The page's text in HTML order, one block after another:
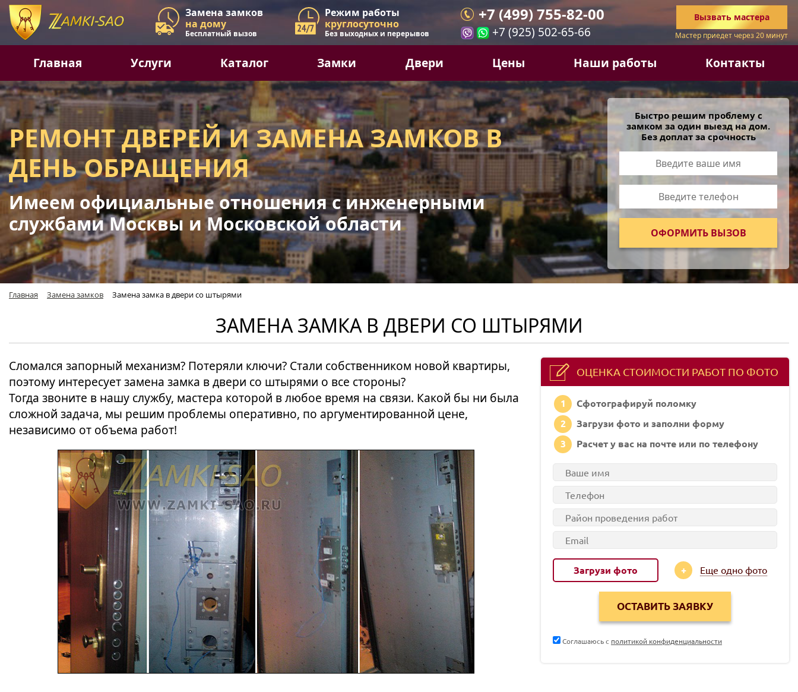
Замена замков
на дому
Бесплатный вызов
Режим работы
круглосуточно
Без выходных и перерывов
+7 (499) 755-82-00
+7 (925) 502-65-66
Вызвать мастера
Мастер приедет через 20 минут
Главная Услуги Каталог Замки Двери Цены Наши работы Контакты
РЕМОНТ ДВЕРЕЙ И ЗАМЕНА ЗАМКОВ В
ДЕНЬ ОБРАЩЕНИЯ
Имеем официальные отношения с инженерными
службами Москвы и Московской области
Быстро решим проблему с
замком за один выезд на дом.
Без доплат за срочность
Главная Замена замков Замена замка в двери со штырями
ЗАМЕНА ЗАМКА В ДВЕРИ СО ШТЫРЯМИ
Сломался запорный механизм? Потеряли ключи? Стали собственником новой квартиры,
поэтому интересует замена замка в двери со штырями о все стороны?
Тогда звоните в нашу службу, мастера которой в любое время на связи. Какой бы ни была
сложной задача, мы решим проблемы оперативно, по аргументированной цене,
независимо от объема работ!
ОЦЕНКА СТОИМОСТИ РАБОТ ПО ФОТО
1
Сфотографируй поломку
2
Загрузи фото и заполни форму
3
Расчет у вас на почте или по телефону
Загрузи фото Еще одно фото
Соглашаюсь с политикой конфиденциальности